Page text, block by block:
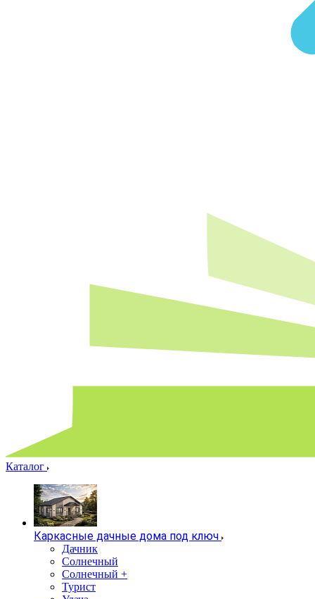
Каталог
Каркасные дачные дома под ключ
Дачник
Солнечный
Солнечный +
Турист